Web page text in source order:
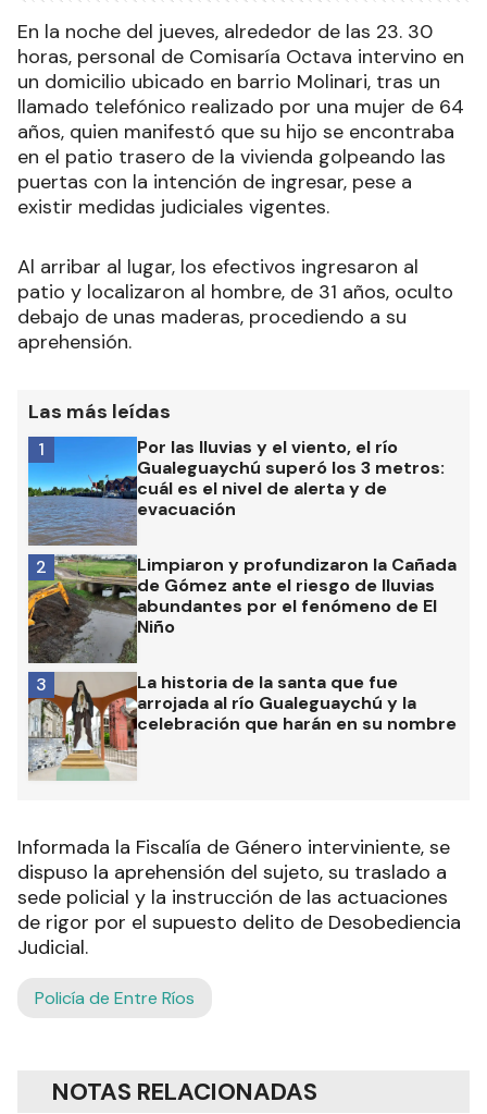
En la noche del jueves, alrededor de las 23. 30
horas, personal de Comisaría Octava intervino en
un domicilio ubicado en barrio Molinari, tras un
llamado telefónico realizado por una mujer de 64
años, quien manifestó que su hijo se encontraba
en el patio trasero de la vivienda golpeando las
puertas con la intención de ingresar, pese a
existir medidas judiciales vigentes.
Al arribar al lugar, los efectivos ingresaron al
patio y localizaron al hombre, de 31 años, oculto
debajo de unas maderas, procediendo a su
aprehensión.
Las más leídas
Por las lluvias y el viento, el río
Gualeguaychú superó los 3 metros:
cuál es el nivel de alerta y de
evacuación
1
Limpiaron y profundizaron la Cañada
de Gómez ante el riesgo de lluvias
abundantes por el fenómeno de El
Niño
2
La historia de la santa que fue
arrojada al río Gualeguaychú y la
celebración que harán en su nombre
3
Informada la Fiscalía de Género interviniente, se
dispuso la aprehensión del sujeto, su traslado a
sede policial y la instrucción de las actuaciones
de rigor por el supuesto delito de Desobediencia
Judicial.
Policía de Entre Ríos
NOTAS RELACIONADAS